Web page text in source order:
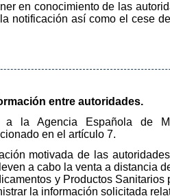
en conocimiento de las
notificación así como el cese
entre autoridades.
a la Agencia Española de
en el artículo 7.
motivada de las
a cabo la venta a distancia
y Productos
la información solicitada